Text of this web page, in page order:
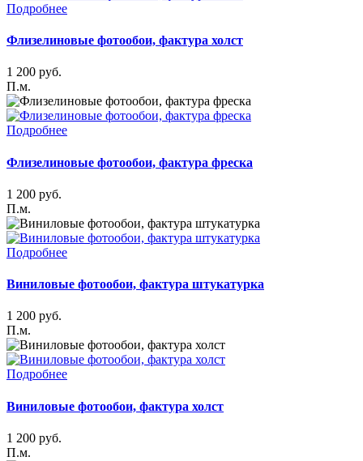
Подробнее
Флизелиновые фотообои, фактура холст
1 200 руб.
П.м.
Подробнее
Флизелиновые фотообои, фактура фреска
1 200 руб.
П.м.
Подробнее
Виниловые фотообои, фактура штукатурка
1 200 руб.
П.м.
Подробнее
Виниловые фотообои, фактура холст
1 200 руб.
П.м.